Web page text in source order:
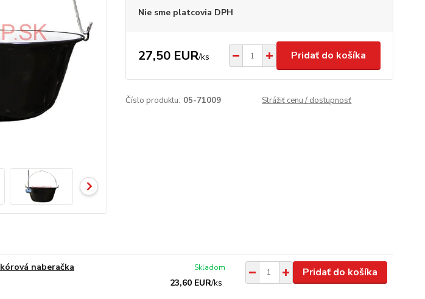
Nie sme platcovia DPH
27,50 EUR/ks Pridať do košíka
Číslo produktu: 05-71009 Strážiť cenu / dostupnosť
naberačka
23,60 EUR/ks
Skladom Pridať do košíka